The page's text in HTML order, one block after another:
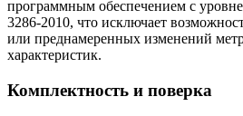
программным обеспечением с
3286-2010, что исключает
или преднамеренных изменений
характеристик.
Комплектность и поверка